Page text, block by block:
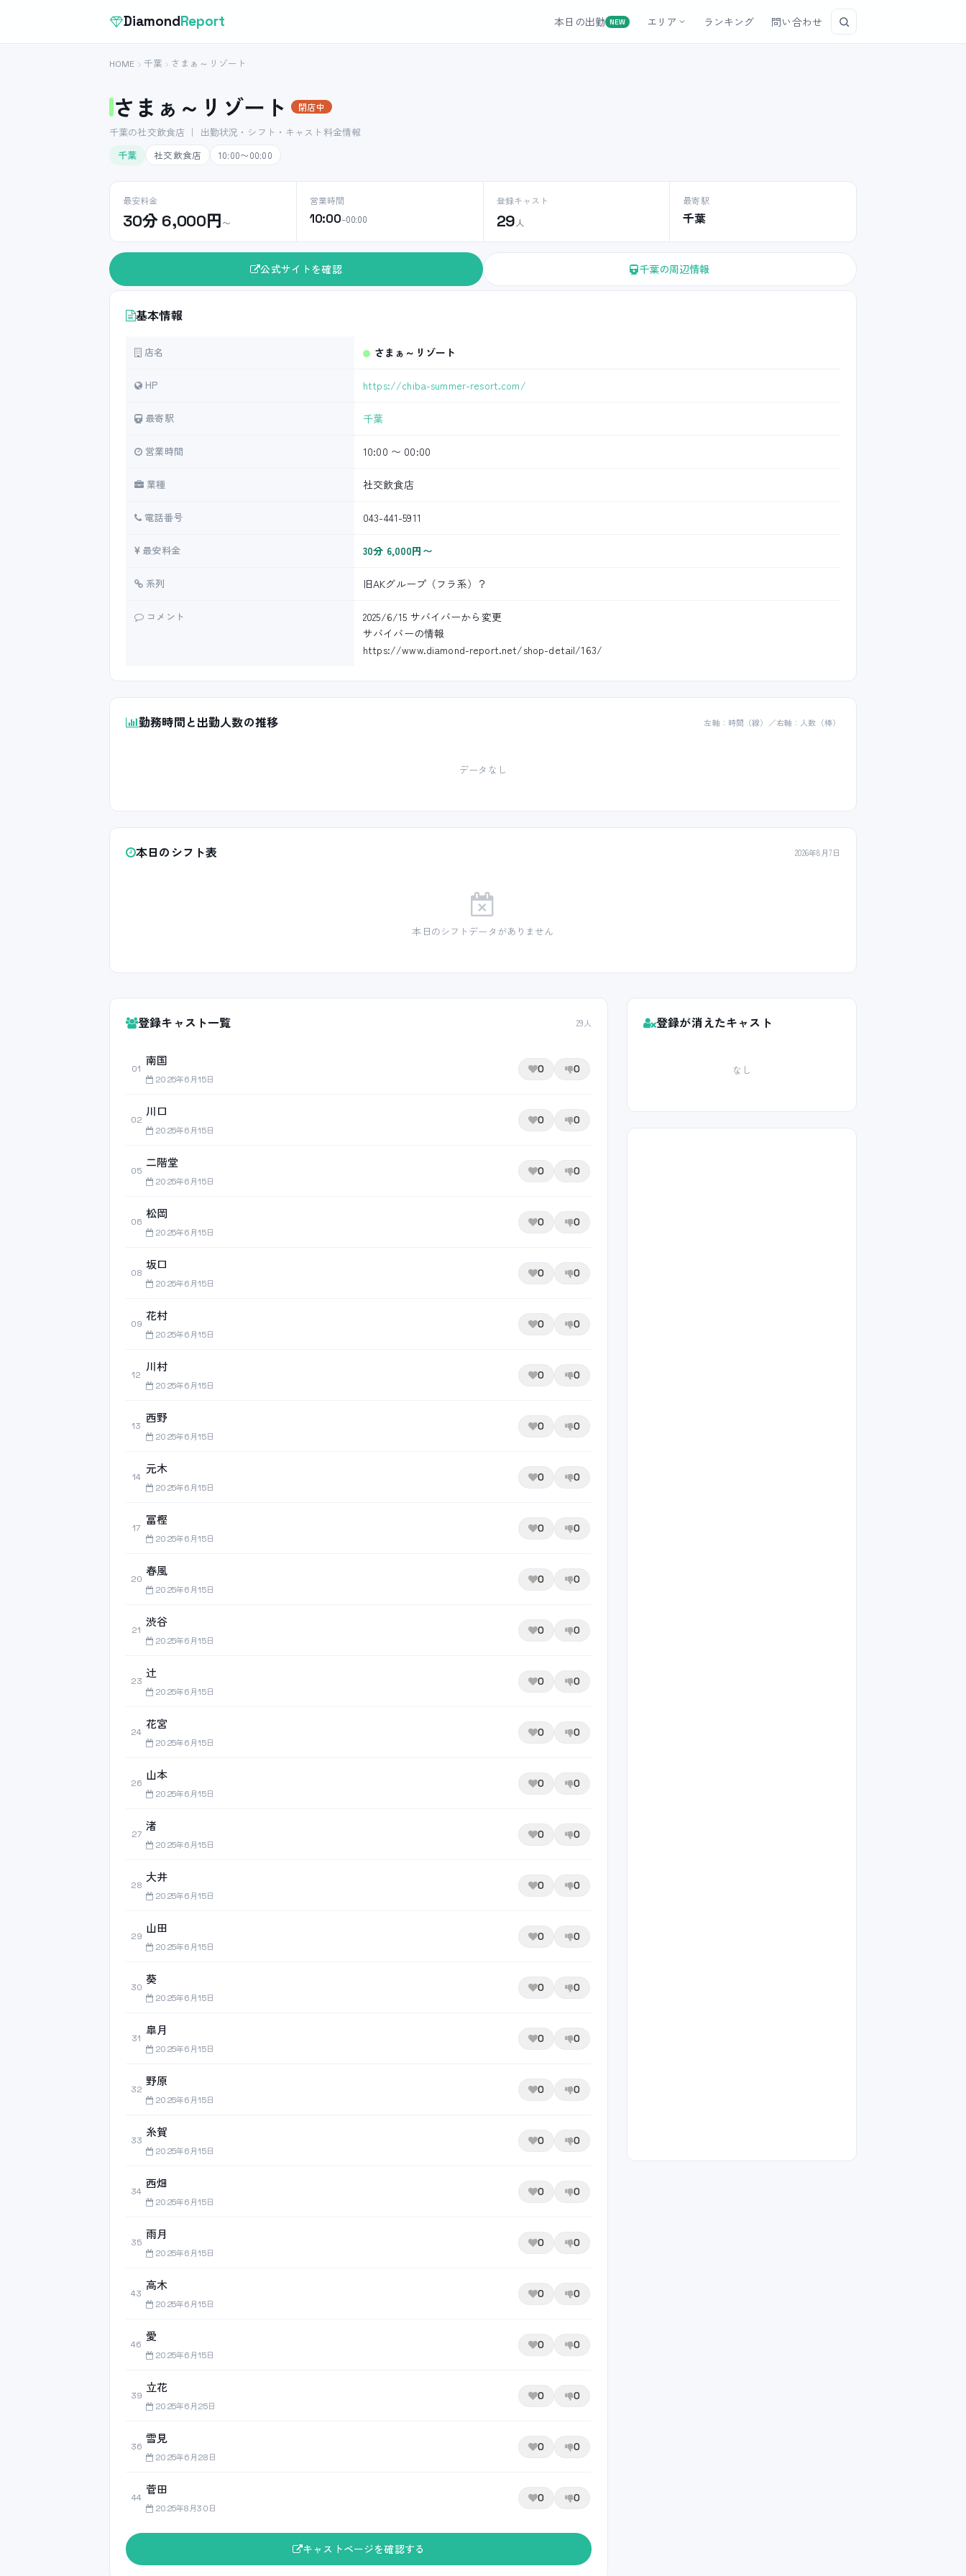
DiamondReport 本日の出勤 NEW エリア ランキング 問い合わせ
HOME 千葉 さまぁ～リゾート
さまぁ～リゾート 閉店中
千葉の社交飲食店 ｜ 出勤状況・シフト・キャスト料金情報
千葉
社交飲食店 10:00〜00:00
最安料金
30分 6,000円〜
営業時間
10:00–00:00
登録キャスト
29 人
最寄駅
千葉
公式サイトを確認 千葉の周辺情報
基本情報
店名 さまぁ～リゾート
HP https://chiba-summer-resort.com/
最寄駅 千葉
営業時間 10:00 〜 00:00
業種 社交飲食店
電話番号 043-441-5911
最安料金 30分 6,000円〜
系列 旧AKグループ（フラ系）？
コメント
2025/6/15 サバイバーから変更
サバイバーの情報
https://www.diamond-report.net/shop-detail/163/
勤務時間と出勤人数の推移 左軸：時間（線）／右軸：人数（棒）
データなし
本日のシフト表 2026年8月7日
本日のシフトデータがありません
登録キャスト一覧 29人
01
南国
2025年6月15日
0 0
02
川口
2025年6月15日
0 0
05
二階堂
2025年6月15日
0 0
06
松岡
2025年6月15日
0 0
08
坂口
2025年6月15日
0 0
09
花村
2025年6月15日
0 0
12
川村
2025年6月15日
0 0
13
西野
2025年6月15日
0 0
14
元木
2025年6月15日
0 0
17
冨樫
2025年6月15日
0 0
20
春風
2025年6月15日
0 0
21
渋谷
2025年6月15日
0 0
23
辻
2025年6月15日
0 0
24
花宮
2025年6月15日
0 0
26
山本
2025年6月15日
0 0
27
渚
2025年6月15日
0 0
28
大井
2025年6月15日
0 0
29
山田
2025年6月15日
0 0
30
葵
2025年6月15日
0 0
31
皐月
2025年6月15日
0 0
32
野原
2025年6月15日
0 0
33
糸賀
2025年6月15日
0 0
34
西畑
2025年6月15日
0 0
35
雨月
2025年6月15日
0 0
43
高木
2025年6月15日
0 0
46
愛
2025年6月15日
0 0
39
立花
2025年6月25日
0 0
36
雪見
2025年6月28日
0 0
44
菅田
2025年8月30日
0 0
キャストページを確認する
登録が消えたキャスト
なし